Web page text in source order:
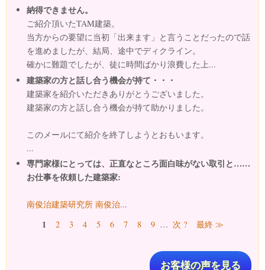
納得できません。
ご紹介頂いたTAM建築。
当方からの要望に当初「出来ます」と言うことだったので話
を進めましたが、結局、途中でディクライン。
確かに難題でしたが、徒に時間ばかり浪費した上...
建築家の方と話し合う機会が持て・・・
建築家を紹介いただきありがとうございました。
建築家の方と話し合う機会が持て助かりました。
このメールにて紹介を終了しようとおもいます。
...
専門家様にとっては、正直なところ面白味がない取引と……
お仕事を依頼した建築家:
南俊治建築研究所 南俊治...
ページ1 2 3 4 5 6 7 8 9 … 次 ? 最終 ≫
お客様の声を見る